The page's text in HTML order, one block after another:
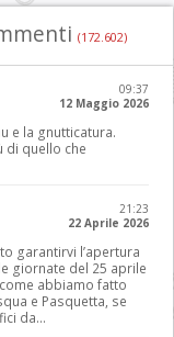
(172.602)
09:37
12 Maggio 2026
e la gnutticatura.
di quello che
21:23
22 Aprile 2026
garantirvi l’apertura
giornate del 25 aprile
abbiamo fatto
e Pasquetta, se
da...